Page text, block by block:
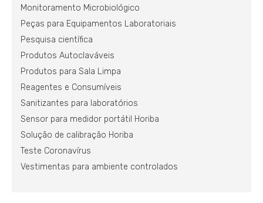
Monitoramento Microbiológico
Peças para Equipamentos Laboratoriais
Pesquisa científica
Produtos Autoclaváveis
Produtos para Sala Limpa
Reagentes e Consumíveis
Sanitizantes para laboratórios
Sensor para medidor portátil Horiba
Solução de calibração Horiba
Teste Coronavírus
Vestimentas para ambiente controlados